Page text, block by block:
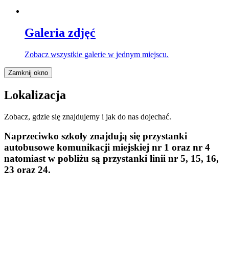
Galeria zdjęć
Zobacz wszystkie galerie w jednym miejscu.
Zamknij okno
Lokalizacja
Zobacz, gdzie się znajdujemy i jak do nas dojechać.
Naprzeciwko szkoły znajdują się przystanki
autobusowe komunikacji miejskiej nr 1 oraz nr 4
natomiast w pobliżu są przystanki linii nr 5, 15, 16,
23 oraz 24.